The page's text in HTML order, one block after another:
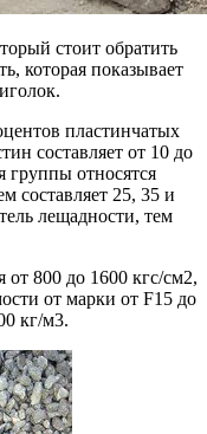
стоит обратить
которая показывает
пластинчатых
составляет от 10 до
группы относятся
составляет 25, 35 и
лещадности, тем
800 до 1600 кгс/см2,
от марки от F15 до
кг/м3.